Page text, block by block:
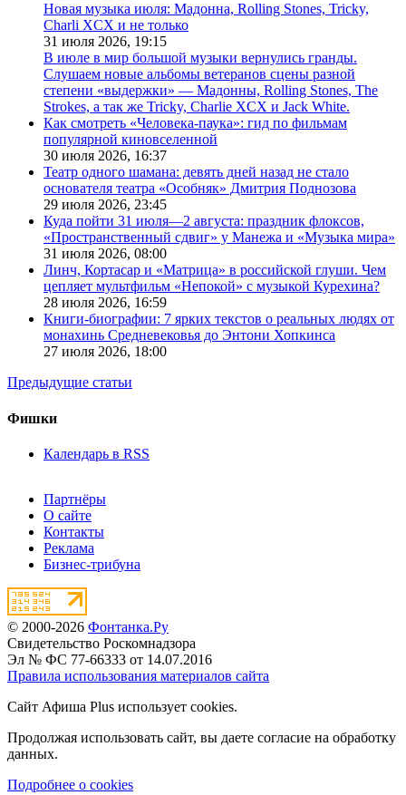
Новая музыка июля: Мадонна, Rolling Stones, Tricky,
Charli XCX и не только
31 июля 2026, 19:15
В июле в мир большой музыки вернулись гранды.
Слушаем новые альбомы ветеранов сцены разной
степени «выдержки» — Мадонны, Rolling Stones, The
Strokes, а так же Tricky, Charlie XCX и Jack White.
Как смотреть «Человека-паука»: гид по фильмам
популярной киновселенной
30 июля 2026, 16:37
Театр одного шамана: девять дней назад не стало
основателя театра «Особняк» Дмитрия Поднозова
29 июля 2026, 23:45
Куда пойти 31 июля—2 августа: праздник флоксов,
«Пространственный сдвиг» у Манежа и «Музыка мира»
31 июля 2026, 08:00
Линч, Кортасар и «Матрица» в российской глуши. Чем
цепляет мультфильм «Непокой» с музыкой Курехина?
28 июля 2026, 16:59
Книги-биографии: 7 ярких текстов о реальных людях от
монахинь Средневековья до Энтони Хопкинса
27 июля 2026, 18:00
Предыдущие статьи
Фишки
Календарь в RSS
Партнёры
О сайте
Контакты
Реклама
Бизнес-трибуна
© 2000-2026 Фонтанка.Ру
Свидетельство Роскомнадзора
Эл № ФС 77-66333 от 14.07.2016
Правила использования материалов сайта
Сайт Афиша Plus использует cookies.
Продолжая использовать сайт, вы даете согласие на обработку
данных.
Подробнее о cookies